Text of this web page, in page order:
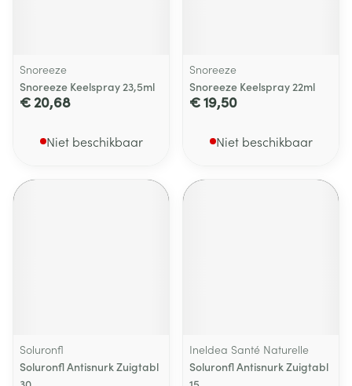
Snoreeze
Snoreeze Keelspray 23,5ml
€ 20,68
Niet beschikbaar
Snoreeze
Snoreeze Keelspray 22ml
€ 19,50
Niet beschikbaar
Soluronfl
Soluronfl Antisnurk Zuigtabl
Ineldea Santé Naturelle
Soluronfl Antisnurk Zuigtabl